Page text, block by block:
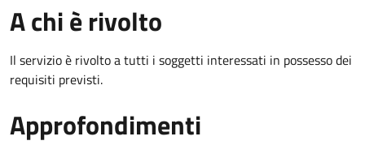
A chi è rivolto
Il servizio è rivolto a tutti i soggetti interessati in possesso dei
requisiti previsti.
Approfondimenti